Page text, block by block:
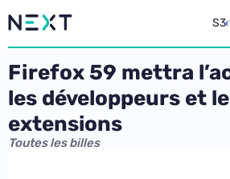
S3
Firefox 59 mettra
les développeurs et
extensions
Toutes les billes